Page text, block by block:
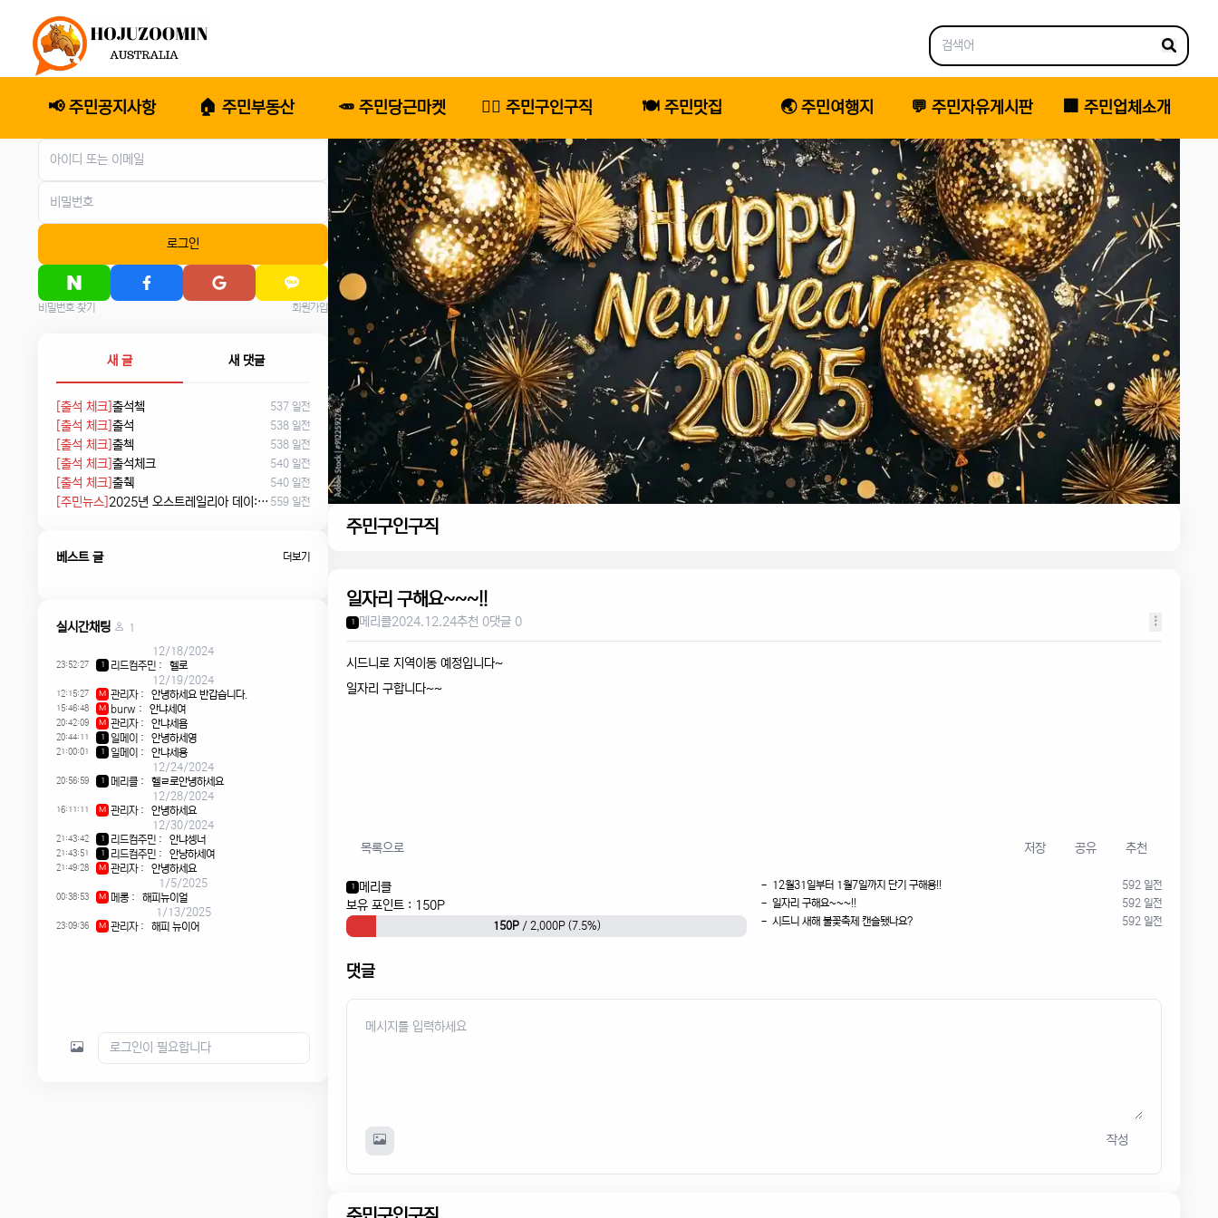
📢 주민공지사항 🏠 주민부동산 🥕 주민당근마켓 🕵️‍♂️ 주민구인구직 🍽️ 주민맛집 🌏 주민여행지 💬 주민자유게시판 🏢 주민업체소개
로그인
비밀번호 찾기 회원가입
새 글 새 댓글
[출석 체크] 출석쳌 537 일전
[출석 체크] 출석 538 일전
[출석 체크] 출첵 538 일전
[출석 체크] 출석체크 540 일전
[출석 체크] 출췍 540 일전
[주민뉴스] 2025년 오스트레일리아 데이: 침략의 날 시위에서 시민권 선서, 피크닉까지 559 일전
베스트 글 더보기
실시간채팅
1
12/18/2024
23:52:27 1 리드컴주민 :
헬로
12/19/2024
12:15:27 M 관리자: 안녕하세요 반갑습니다.
15:46:48 M burw : 안냐세여
20:42:09 M 관리자: 안냐세욤
20:44:11 1 일메이 : 안녕하세영
21:00:01 1 일메이 :
안냐세용
12/24/2024
20:56:59 1 메리클:
헬ㄹ로안녕하세요
12/28/2024
16:11:11 M 관리자:
안녕하세요
12/30/2024
21:43:42 1 리드컴주민 : 안냐셍너
21:43:51 1 리드컴주민 : 안냥하세여
21:49:28 M 관리자:
안녕하세요
1/5/2025
00:38:53 M 메롱:
해피뉴이얼
1/13/2025
23:09:36 M 관리자: 해피 뉴이어
주민구인구직
일자리 구해요~~~!!
1 메리클2024.12.24추천 0댓글 0
시드니로 지역이동 예정입니다~
일자리 구합니다~~
목록으로 저장 공유 추천
1 메리클
보유 포인트 : 150P
150P/ 2,000P (7.5%)
- 12월31일부터 1월7일까지 단기 구해용!!
592 일전
- 일자리 구해요~~~!!
592 일전
- 시드니 새해 불꽃축제 캔슬됐나요?
592 일전
댓글
작성